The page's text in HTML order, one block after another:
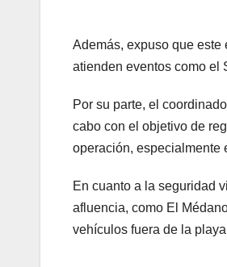
Además, expuso que este
atienden eventos como el
Por su parte, el
cabo con el objetivo de
operación, especialmente
En cuanto a la seguridad
afluencia, como El
vehículos fuera de la